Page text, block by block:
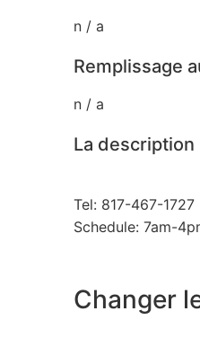
n / a
Remplissage
n / a
La description
Tel: 817-467-1727
Schedule: 7am-
Changer